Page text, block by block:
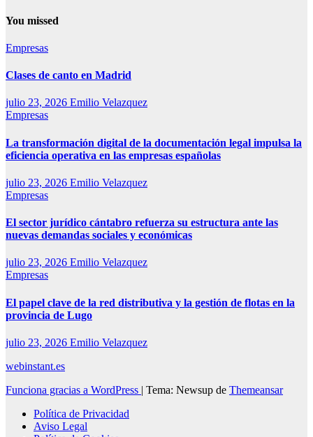
You missed
Empresas
Clases de canto en Madrid
julio 23, 2026 Emilio Velazquez
Empresas
La transformación digital de la documentación legal impulsa la
eficiencia operativa en las empresas españolas
julio 23, 2026 Emilio Velazquez
Empresas
El sector jurídico cántabro refuerza su estructura ante las
nuevas demandas sociales y económicas
julio 23, 2026 Emilio Velazquez
Empresas
El papel clave de la red distributiva y la gestión de flotas en la
provincia de Lugo
julio 23, 2026 Emilio Velazquez
webinstant.es
Funciona gracias a WordPress | Tema: Newsup de Themeansar
Política de Privacidad
Aviso Legal